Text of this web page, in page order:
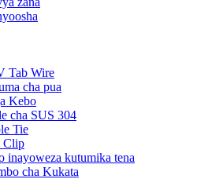
Tab Wire
cha pua
Kebo
cha SUS 304
Tie
Clip
inayoweza kutumika tena
cha Kukata